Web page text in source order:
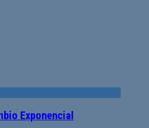
Exponencial